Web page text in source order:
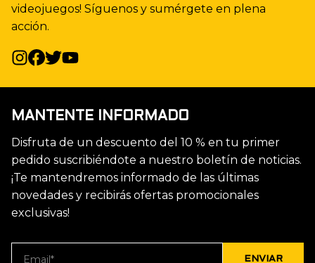
videojuegos! Síguenos y sumérgete en plena
acción.
MANTENTE INFORMADO
Disfruta de un descuento del 10 % en tu primer
pedido suscribiéndote a nuestro boletín de noticias.
¡Te mantendremos informado de las últimas
novedades y recibirás ofertas promocionales
exclusivas!